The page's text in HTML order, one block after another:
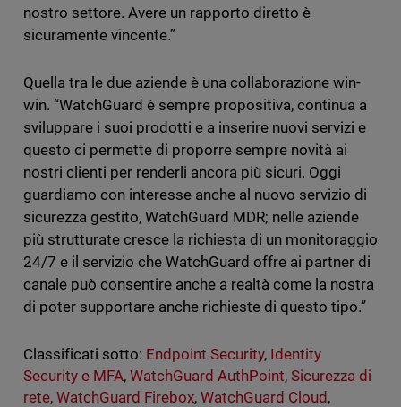
nostro settore. Avere un rapporto diretto è
sicuramente vincente.”
Quella tra le due aziende è una collaborazione win-
win. “WatchGuard è sempre propositiva, continua a
sviluppare i suoi prodotti e a inserire nuovi servizi e
questo ci permette di proporre sempre novità ai
nostri clienti per renderli ancora più sicuri. Oggi
guardiamo con interesse anche al nuovo servizio di
sicurezza gestito, WatchGuard MDR; nelle aziende
più strutturate cresce la richiesta di un monitoraggio
24/7 e il servizio che WatchGuard offre ai partner di
canale può consentire anche a realtà come la nostra
di poter supportare anche richieste di questo tipo.”
Classificati sotto: Endpoint Security, Identity
Security e MFA, WatchGuard AuthPoint,Sicurezza di
rete, WatchGuard Firebox, WatchGuard Cloud,